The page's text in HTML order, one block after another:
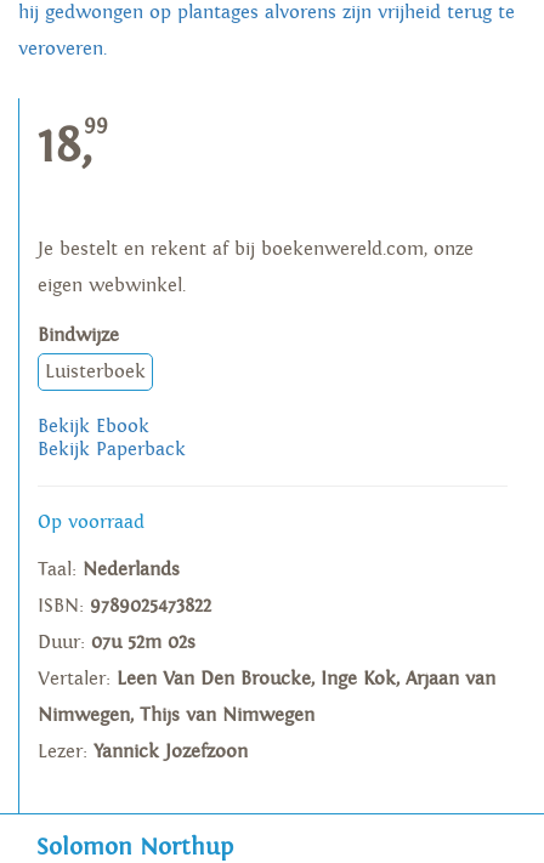
hij gedwongen op plantages alvorens zijn vrijheid terug te
veroveren.
18,99
Je bestelt en rekent af bij boekenwereld.com, onze
eigen webwinkel.
Bindwijze
Luisterboek
Bekijk Ebook
Bekijk Paperback
Op voorraad
Taal: Nederlands
ISBN: 9789025473822
Duur: 07u 52m 02s
Vertaler: Leen Van Den Broucke, Inge Kok, Arjaan van
Nimwegen, Thijs van Nimwegen
Lezer: Yannick Jozefzoon
Solomon Northup